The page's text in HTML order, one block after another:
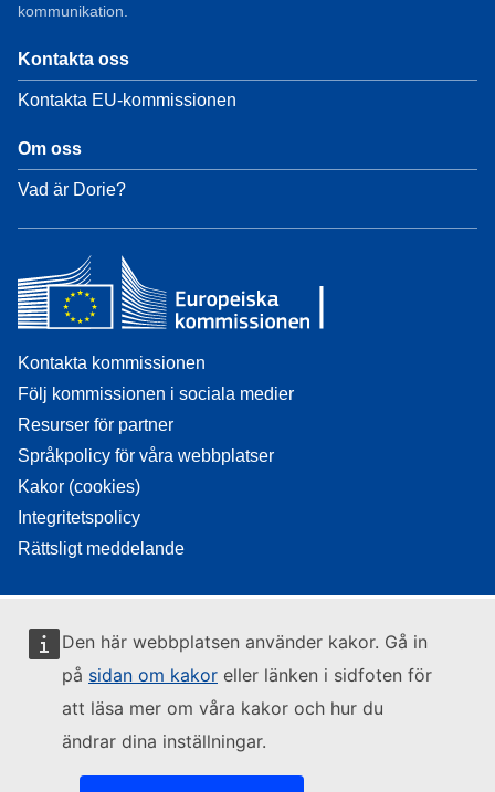
Den här webbplatsen använder kakor. Gå in
på sidan om kakor eller länken i sidfoten för
att läsa mer om våra kakor och hur du
ändrar dina inställningar.
kommunikation.
Kontakta oss
Kontakta EU-kommissionen
Om oss
Vad är Dorie?
Kontakta kommissionen
Följ kommissionen i sociala medier
Resurser för partner
Språkpolicy för våra webbplatser
Kakor (cookies)
Integritetspolicy
Rättsligt meddelande